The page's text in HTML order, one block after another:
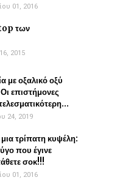
01, 2016
των
2015
με οξαλικό οξύ
επιστήμονες
24, 2019
τρίπατη κυψέλη:
που έγινε
σοκ!!!
01, 2016